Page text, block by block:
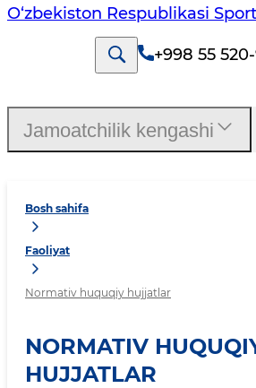
O‘zbekiston Respublikasi
+998 55
Bosh sahifa
Faoliyat
Normativ huquqiy hujjatlar
NORMATIV
HUJJATLAR
Jamoatchilik kengashi